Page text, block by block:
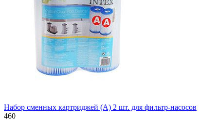
Набор сменных картриджей (A) 2 шт. для фильтр-насосов
460